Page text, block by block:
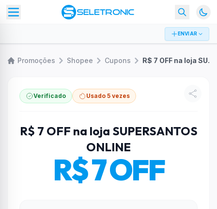
ENVIAR
Promoções Shopee Cupons R$ 7 OFF na loja SUPERSANTOS ONLINE
Verificado Usado 5 vezes
R$ 7 OFF na loja SUPERSANTOS
ONLINE
R$ 7 OFF